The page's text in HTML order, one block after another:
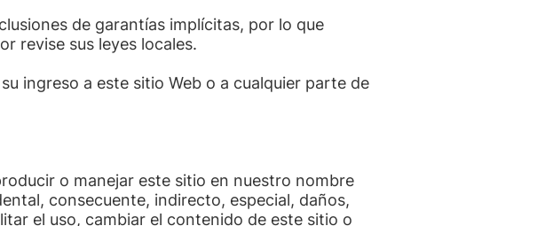
de garantías implícitas, por lo que
revise sus leyes locales.
ingreso a este sitio Web o a cualquier parte de
o manejar este sitio en nuestro nombre
consecuente, indirecto, especial, daños,
el uso, cambiar el contenido de este sitio o